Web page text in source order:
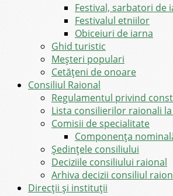
Festival, sarbatori de
Festivalul etniilor
Obiceiuri de iarna
Ghid turistic
Meşteri populari
Cetățeni de onoare
Consiliul Raional
Regulamentul privind
Lista consilierilor raionali
Comisii de specialitate
Componența
Şedinţele consiliului
Deciziile consiliului raional
Arhiva decizii consiliul
Direcții și instituții